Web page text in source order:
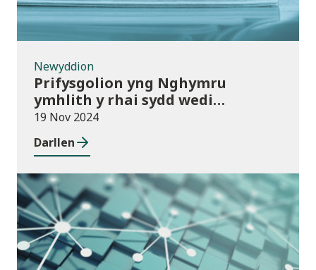
Newyddion
Prifysgolion yng Nghymru
ymhlith y rhai sydd wedi
mabwysiadu’r polisïau arfer
gorau ar gwmnïau deillio
19 Nov 2024
Darllen